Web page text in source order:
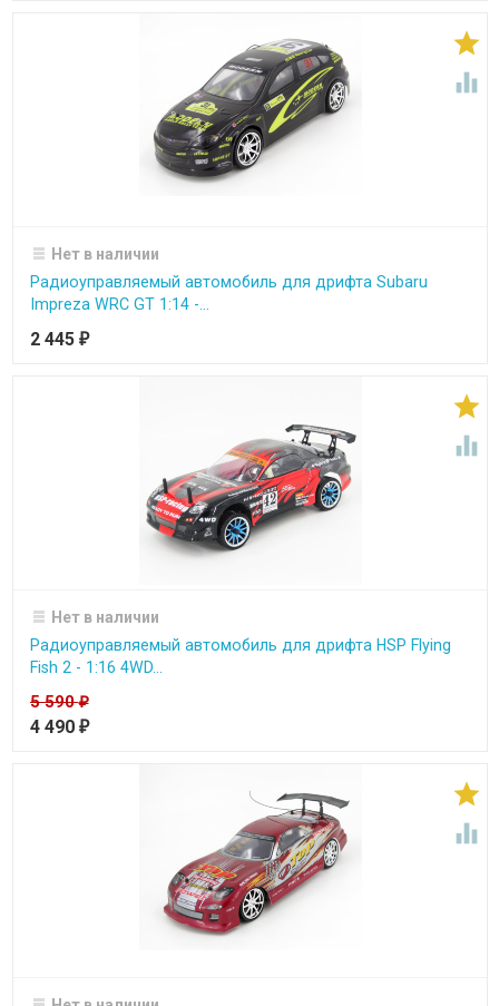


Нет в наличии
Радиоуправляемый автомобиль для дрифта Subaru
Impreza WRC GT 1:14 -...
2 445 ₽


Нет в наличии
Радиоуправляемый автомобиль для дрифта HSP Flying
Fish 2 - 1:16 4WD...
5 590₽
4 490 ₽

